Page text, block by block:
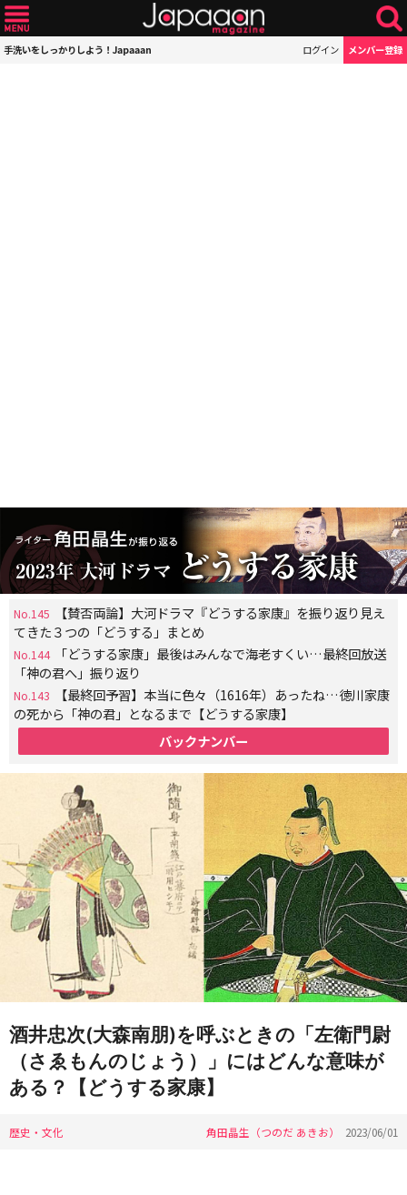
手洗いをしっかりしよう！Japaaan ログイン メンバー登録
No.145
【賛否両論】大河ドラマ『どうする家康』を振り返り見え
てきた３つの「どうする」まとめ
No.144
「どうする家康」最後はみんなで海老すくい…最終回放送
「神の君へ」振り返り
No.143
【最終回予習】本当に色々（1616年）あったね…徳川家康
の死から「神の君」となるまで【どうする家康】
バックナンバー
酒井忠次(大森南朋)を呼ぶときの「左衛門尉
（さゑもんのじょう）」にはどんな意味が
ある？【どうする家康】
歴史・文化 角田晶生（つのだ あきお） 2023/06/01